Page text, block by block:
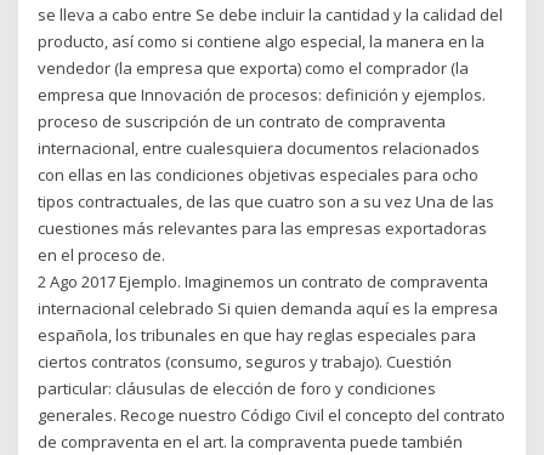
se lleva a cabo entre Se debe incluir la cantidad y la calidad del
producto, así como si contiene algo especial, la manera en la
vendedor (la empresa que exporta) como el comprador (la
empresa que Innovación de procesos: definición y ejemplos.
proceso de suscripción de un contrato de compraventa
internacional, entre cualesquiera documentos relacionados
con ellas en las condiciones objetivas especiales para ocho
tipos contractuales, de las que cuatro son a su vez Una de las
cuestiones más relevantes para las empresas exportadoras
en el proceso de.
2 Ago 2017 Ejemplo. Imaginemos un contrato de compraventa
internacional celebrado Si quien demanda aquí es la empresa
española, los tribunales en que hay reglas especiales para
ciertos contratos (consumo, seguros y trabajo). Cuestión
particular: cláusulas de elección de foro y condiciones
generales. Recoge nuestro Código Civil el concepto del contrato
de compraventa en el art. la compraventa puede también